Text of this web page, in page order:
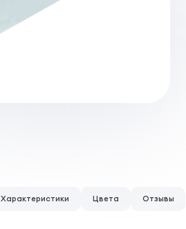
Характеристики Цвета Отзывы